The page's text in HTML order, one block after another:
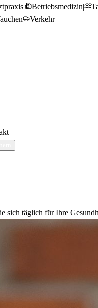
| Betriebsmedizin|
Verkehr
sich täglich für Ihre